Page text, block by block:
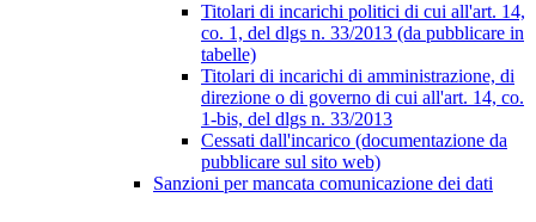
Titolari di incarichi politici di cui all'art. 14,
co. 1, del dlgs n. 33/2013 (da pubblicare in
tabelle)
Titolari di incarichi di amministrazione, di
direzione o di governo di cui all'art. 14, co.
1-bis, del dlgs n. 33/2013
Cessati dall'incarico (documentazione da
pubblicare sul sito web)
Sanzioni per mancata comunicazione dei dati